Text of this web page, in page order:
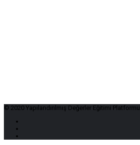
© 2020 Yapılandırılmış Değerler Eğitimi Platformu